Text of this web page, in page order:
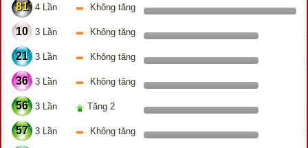
81 4 Lần Không tăng
10 3 Lần Không tăng
21 3 Lần Không tăng
36 3 Lần Không tăng
56 3 Lần Tăng 2
57 3 Lần Không tăng